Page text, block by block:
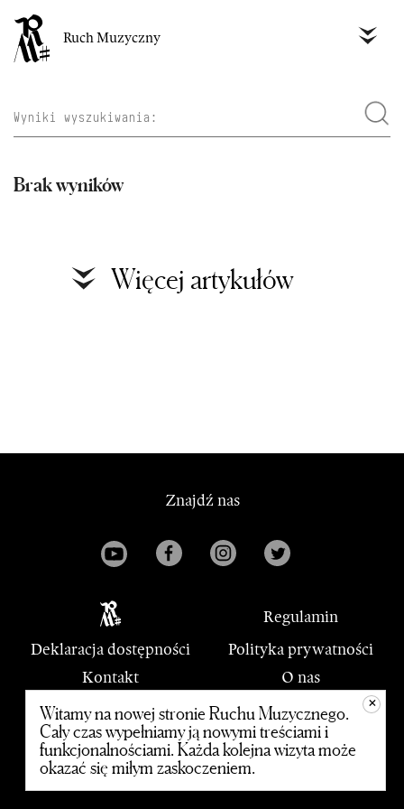
Ruch Muzyczny
Brak wyników
Więcej artykułów
Znajdź nas
Regulamin
Deklaracja dostępności
Polityka prywatności
Kontakt
O nas
PWM
© 2020 Polskie Wydawnictwo Muzyczne
+
Witamy na nowej stronie Ruchu Muzycznego.
Cały czas wypełniamy ją nowymi treściami i
funkcjonalnościami. Każda kolejna wizyta może
okazać się miłym zaskoczeniem.